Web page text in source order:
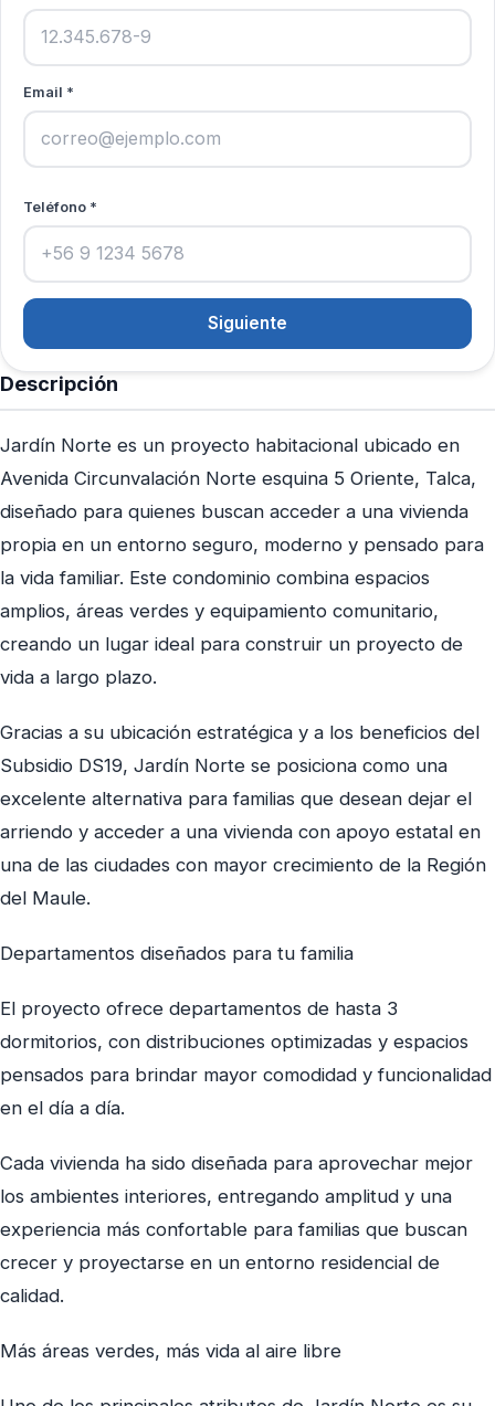
Descripción
Jardín Norte es un proyecto habitacional ubicado en
Avenida Circunvalación Norte esquina 5 Oriente, Talca,
diseñado para quienes buscan acceder a una vivienda
propia en un entorno seguro, moderno y pensado para
la vida familiar. Este condominio combina espacios
amplios, áreas verdes y equipamiento comunitario,
creando un lugar ideal para construir un proyecto de
vida a largo plazo.
Gracias a su ubicación estratégica y a los beneficios del
Subsidio DS19, Jardín Norte se posiciona como una
excelente alternativa para familias que desean dejar el
arriendo y acceder a una vivienda con apoyo estatal en
una de las ciudades con mayor crecimiento de la Región
del Maule.
Departamentos diseñados para tu familia
El proyecto ofrece departamentos de hasta 3
dormitorios, con distribuciones optimizadas y espacios
pensados para brindar mayor comodidad y funcionalidad
en el día a día.
Cada vivienda ha sido diseñada para aprovechar mejor
los ambientes interiores, entregando amplitud y una
experiencia más confortable para familias que buscan
crecer y proyectarse en un entorno residencial de
calidad.
Más áreas verdes, más vida al aire libre
Email *
Teléfono *
Siguiente